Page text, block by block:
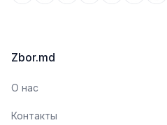
Zbor.md
О нас
Контакты